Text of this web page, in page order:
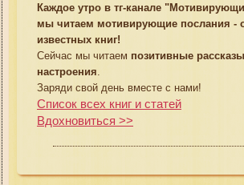
Каждое утро в тг-канале
мы читаем мотивирующие послания -
известных книг!
Сейчас мы читаем позитивные
настроения
Заряди свой день вместе с нами!
Список всех книг и статей
Вдохновиться >>